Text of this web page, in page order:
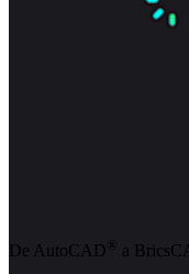
De AutoCAD ® a